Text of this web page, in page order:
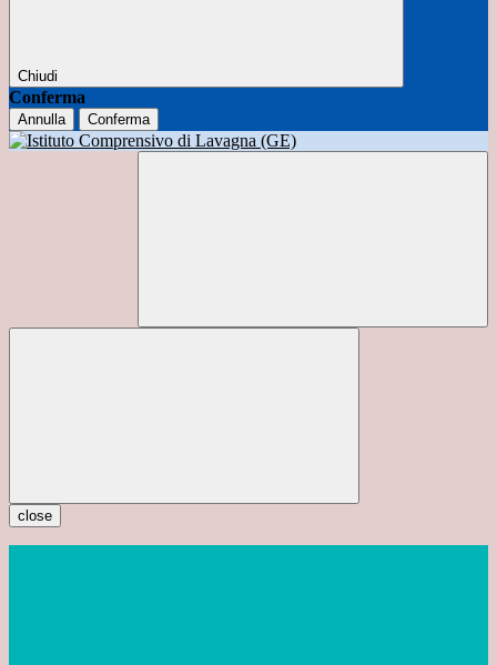
Chiudi
Conferma
Annulla Conferma
close